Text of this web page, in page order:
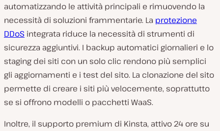
automatizzando le attività principali e rimuovendo la
necessità di soluzioni frammentarie. La protezione
DDoS integrata riduce la necessità di strumenti di
sicurezza aggiuntivi. I backup automatici giornalieri e lo
staging dei siti con un solo clic rendono più semplici
gli aggiornamenti e i test del sito. La clonazione del sito
permette di creare i siti più velocemente, soprattutto
se si offrono modelli o pacchetti WaaS.
Inoltre, il supporto premium di Kinsta, attivo 24 ore su